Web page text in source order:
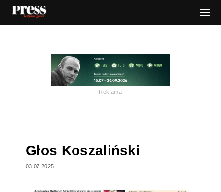
Reklama
Głos Koszaliński
03.07.2025